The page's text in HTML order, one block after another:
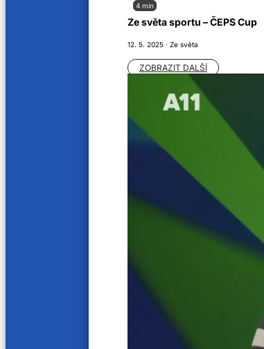
4 min
Ze světa sportu – ČEPS Cup
12. 5. 2025 · Ze světa
ZOBRAZIT DALŠÍ
Roční dítě zůstalo uvězněné
Deváťáci z Litoměřic se